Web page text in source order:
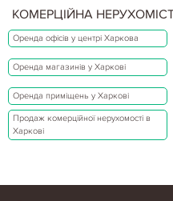
КОМЕРЦІЙНА
Оренда офісів у центрі Харкова
Оренда магазинів у Харкові
Оренда приміщень у Харкові
Продаж комерційної нерухомості в
Харкові